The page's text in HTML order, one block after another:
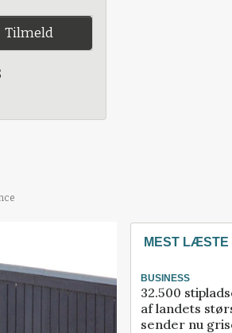
Tilmeld
MEST LÆSTE
BUSINESS
32.500
af landets
sender nu